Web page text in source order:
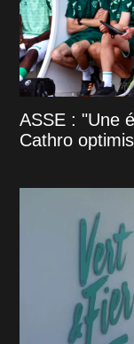
ASSE : "Une
Cathro